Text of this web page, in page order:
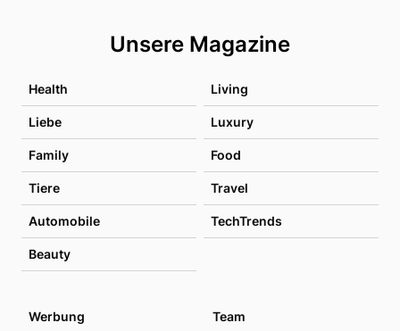
Unsere Magazine
Health Living
Liebe Luxury
Family Food
Tiere Travel
Automobile TechTrends
Beauty
Werbung Team